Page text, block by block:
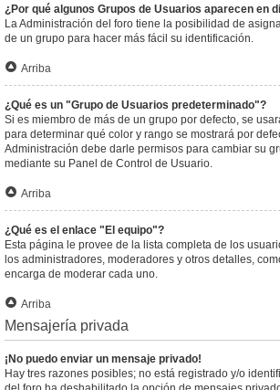
¿Por qué algunos Grupos de Usuarios aparecen en
La Administración del foro tiene la posibilidad de
de un grupo para hacer más fácil su identificación.
Arriba
¿Qué es un "Grupo de Usuarios predeterminado"?
Si es miembro de más de un grupo por defecto, se
para determinar qué color y rango se mostrará por
Administración debe darle permisos para cambiar su
mediante su Panel de Control de Usuario.
Arriba
¿Qué es el enlace "El equipo"?
Esta página le provee de la lista completa de los
los administradores, moderadores y otros detalles,
encarga de moderar cada uno.
Arriba
Mensajería privada
¡No puedo enviar un mensaje privado!
Hay tres razones posibles; no está registrado y/o